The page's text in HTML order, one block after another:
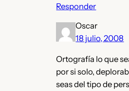
Responder
Oscar
18 julio, 2008
Ortografía lo que
por si solo,
seas del tipo de